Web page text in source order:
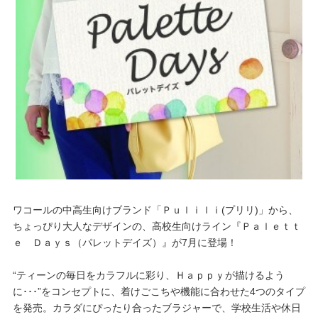
ニュース＆トピックス
企業情報
SNSアカウント一覧
プレゼント・キャンペーン
メールニュース登録
お問い合わせ
ワコールの中高生向けブランド「Ｐｕｌｉｌｉ(プリリ)」から、
ちょっぴり大人なデザインの、高校生向けライン『Ｐａｌｅｔｔ
ｅ Ｄａｙｓ（パレットデイズ）』が7月に登場！
“ティーンの毎日をカラフルに彩り、Ｈａｐｐｙが描けるよう
に･･･”をコンセプトに、着けごこちや機能に合わせた4つのタイプ
を発売。カラダにぴったり合ったブラジャーで、学校生活や休日